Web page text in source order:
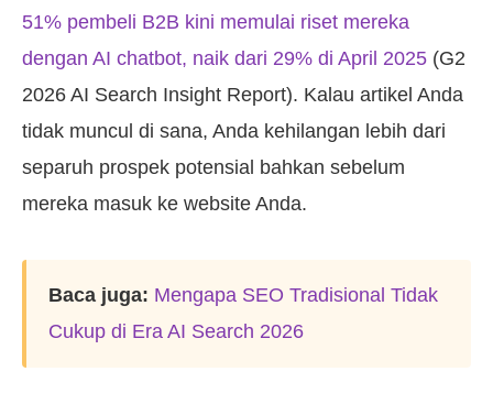
51% pembeli B2B kini memulai riset mereka
dengan AI chatbot, naik dari 29% di April 2025 (G2
2026 AI Search Insight Report). Kalau artikel Anda
tidak muncul di sana, Anda kehilangan lebih dari
separuh prospek potensial bahkan sebelum
mereka masuk ke website Anda.
Baca juga: Mengapa SEO Tradisional Tidak
Cukup di Era AI Search 2026